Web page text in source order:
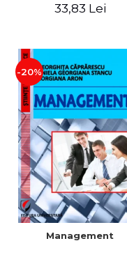
33,83 Lei
-20%
Management